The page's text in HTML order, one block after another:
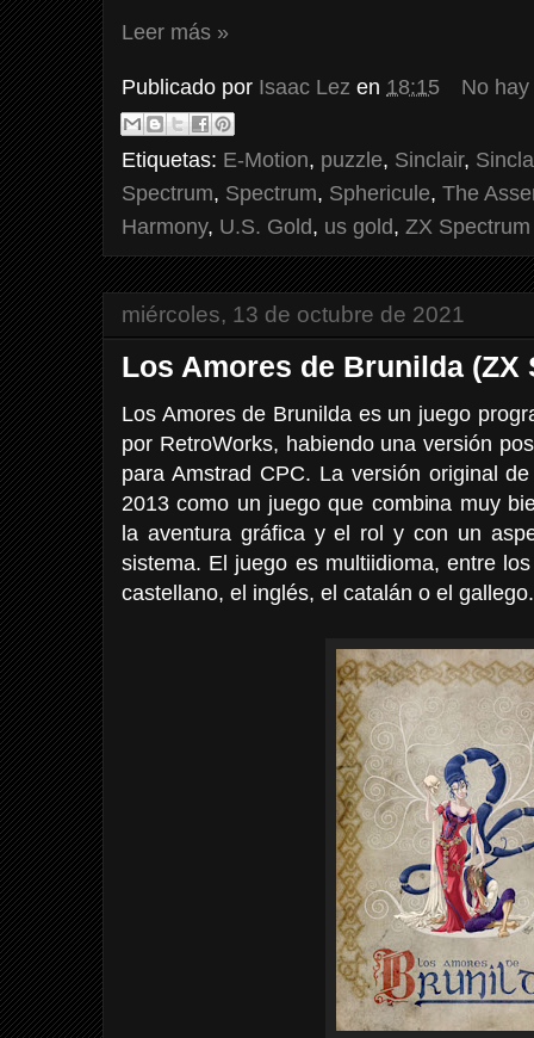
Leer más »
Publicado por Isaac Lez en 18:15 No
Etiquetas: E-Motion, puzzle, Sinclair,
Spectrum, Spectrum, Sphericule, The
Harmony, U.S. Gold, us gold, ZX Spectrum
miércoles, 13 de octubre de 2021
Los Amores de Brunilda (ZX
Los Amores de Brunilda es un juego
por RetroWorks, habiendo una versión
para Amstrad CPC. La versión original
2013 como un juego que combina muy
la aventura gráfica y el rol y con un
sistema. El juego es multiidioma, entre
castellano, el inglés, el catalán o el gallego.